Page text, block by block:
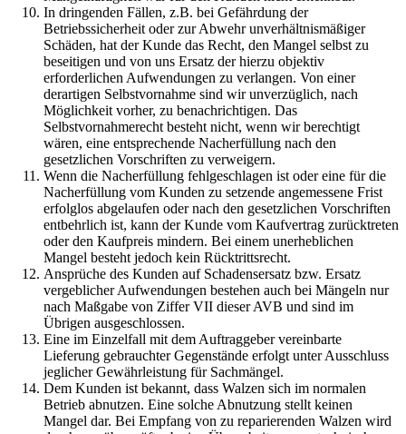
In dringenden Fällen, z.B. bei Gefährdung der
Betriebssicherheit oder zur Abwehr unverhältnismäßiger
Schäden, hat der Kunde das Recht, den Mangel selbst zu
beseitigen und von uns Ersatz der hierzu objektiv
erforderlichen Aufwendungen zu verlangen. Von einer
derartigen Selbstvornahme sind wir unverzüglich, nach
Möglichkeit vorher, zu benachrichtigen. Das
Selbstvornahmerecht besteht nicht, wenn wir berechtigt
wären, eine entsprechende Nacherfüllung nach den
gesetzlichen Vorschriften zu verweigern.
Wenn die Nacherfüllung fehlgeschlagen ist oder eine für die
Nacherfüllung vom Kunden zu setzende angemessene Frist
erfolglos abgelaufen oder nach den gesetzlichen Vorschriften
entbehrlich ist, kann der Kunde vom Kaufvertrag zurücktreten
oder den Kaufpreis mindern. Bei einem unerheblichen
Mangel besteht jedoch kein Rücktrittsrecht.
Ansprüche des Kunden auf Schadensersatz bzw. Ersatz
vergeblicher Aufwendungen bestehen auch bei Mängeln nur
nach Maßgabe von Ziffer VII dieser AVB und sind im
Übrigen ausgeschlossen.
Eine im Einzelfall mit dem Auftraggeber vereinbarte
Lieferung gebrauchter Gegenstände erfolgt unter Ausschluss
jeglicher Gewährleistung für Sachmängel.
Dem Kunden ist bekannt, dass Walzen sich im normalen
Betrieb abnutzen. Eine solche Abnutzung stellt keinen
Mangel dar. Bei Empfang von zu reparierenden Walzen wird